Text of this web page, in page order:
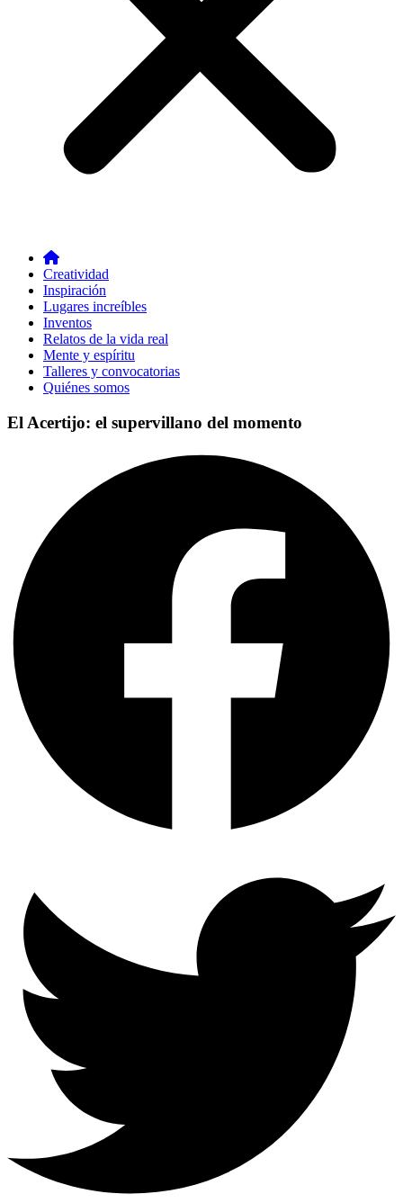
Creatividad
Inspiración
Lugares increíbles
Inventos
Relatos de la vida real
Mente y espíritu
Talleres y convocatorias
Quiénes somos
El Acertijo: el supervillano del momento